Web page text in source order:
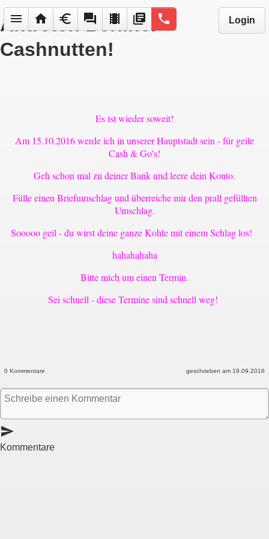
menu home euro forum local_movies library_books phone Login
Antreten Berliner
Cashnutten!
Es ist wieder soweit!
Am 15.10.2016 werde ich in unserer Hauptstadt sein - für geile
Cash & Go's!
Geh schon mal zu deiner Bank und leere dein Konto.
Fülle einen Briefumschlag und überreiche mir den prall gefüllten
Umschlag.
Sooooo geil - du wirst deine ganze Kohle mit einem Schlag los!
hahahahaha
Bitte mich um einen Termin.
Sei schnell - diese Termine sind schnell weg!
0 Kommentare geschrieben am 19.09.2016
send
Kommentare